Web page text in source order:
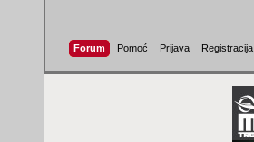
Forum Pomoć Prijava Registracija